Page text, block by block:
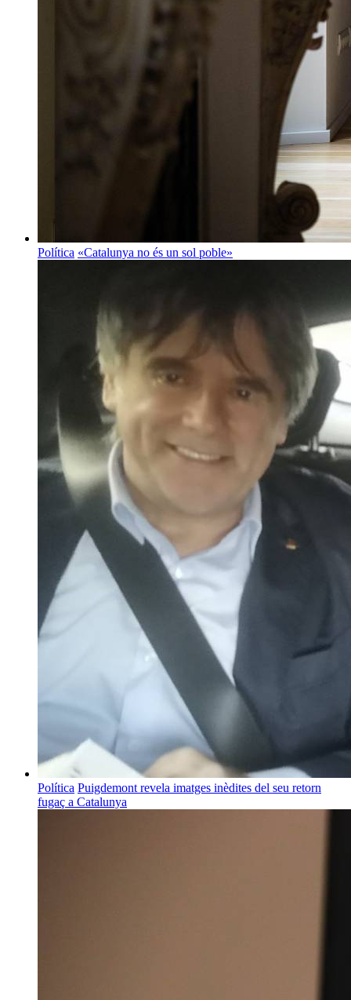
Política «Catalunya no és un sol poble»
Política Puigdemont revela imatges inèdites del seu retorn
fugaç a Catalunya